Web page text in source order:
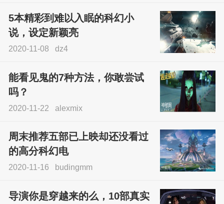
5本精彩到难以入眠的科幻小
说，设定新颖亮
2020-11-08 dz4
能看见鬼的7种方法，你敢尝试
吗？
2020-11-22 alexmix
周末推荐五部已上映却还没看过
的高分科幻电
2020-11-16 budingmm
导演你是穿越来的么，10部真实